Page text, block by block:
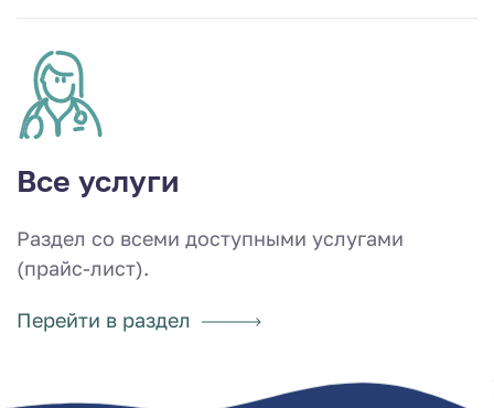
Все услуги
Раздел со всеми доступными услугами
(прайс-лист).
Перейти в раздел